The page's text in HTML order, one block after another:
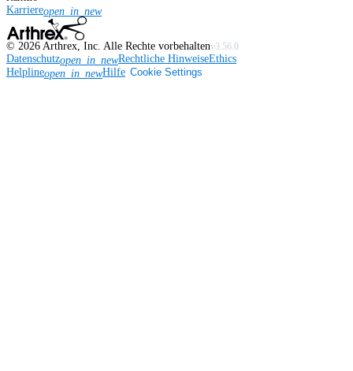
Karriereopen_in_new
© 2026 Arthrex, Inc. Alle Rechte vorbehaltenv3.56.0
Datenschutzopen_in_newRechtliche HinweiseEthics
Helplineopen_in_newHilfe Cookie Settings